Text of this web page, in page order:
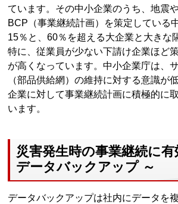
ています。その中小企業のうち、地震
BCP（事業継続計画）を策定している
15％と、60％を超える大企業と大きな
特に、従業員が少ない下請け企業ほど
が高くなっています。中小企業庁は、
（部品供給網）の維持に対する意識が
企業に対して事業継続計画に積極的に
います。
災害発生時の事業継続に
データバックアップ ～
データバックアップは社内にデータを